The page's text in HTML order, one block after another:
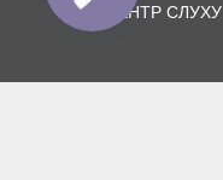
ЦЕНТР СЛУХУ